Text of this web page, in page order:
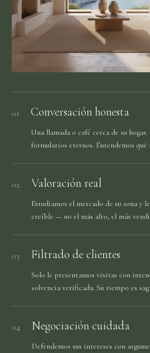
01 Conversación honesta
Una llamada o café cerca de su
formularios eternos. Entendemos qué
02 Valoración real
Estudiamos el mercado de su zona y
creíble — no el más alto, el más
03 Filtrado de clientes
Solo le presentamos visitas con
solvencia verificada. Su tiempo es
04 Negociación cuidada
Defendemos sus intereses con